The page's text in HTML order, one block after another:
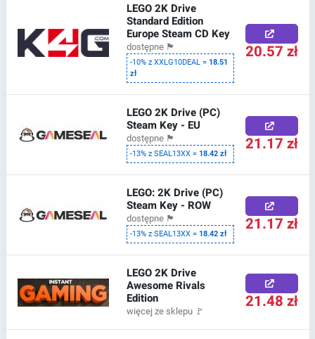
LEGO 2K Drive
Standard Edition
Europe Steam CD Key
dostępne 🏴
-10% z XXLG10DEAL =18.51
zł
20.57 zł
LEGO 2K Drive (PC)
Steam Key - EU
dostępne 🏴
-13% z SEAL13XX =18.42 zł 21.17 zł
LEGO: 2K Drive (PC)
Steam Key - ROW
dostępne 🏴
-13% z SEAL13XX =18.42 zł 21.17 zł
LEGO 2K Drive
Awesome Rivals
Edition
więcej ze sklepu 🚩 21.48 zł